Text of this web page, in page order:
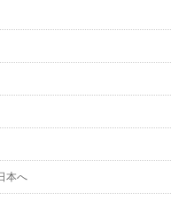
本へ